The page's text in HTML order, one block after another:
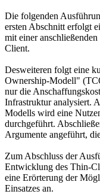
Die folgenden
ersten Abschnitt erfolgt
mit einer
Client.
Desweiteren folgt eine
Ownership-Modell"
nur die
Infrastruktur analysiert.
Modells wird eine
durchgeführt.
Argumente angeführt,
Zum Abschluss der
Entwicklung des Thin-
eine Erörterung der
Einsatzes an.